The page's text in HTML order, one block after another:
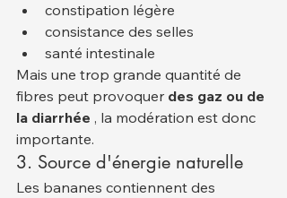
constipation légère
consistance des selles
santé intestinale
Mais une trop grande quantité de
fibres peut provoquer des gaz ou de
la diarrhée , la modération est donc
importante.
3. Source d'énergie naturelle
Les bananes contiennent des